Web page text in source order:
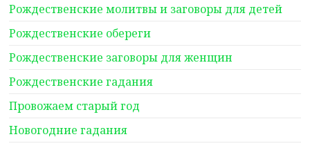
Рождественские молитвы и заговоры для детей
Рождественские обереги
Рождественские заговоры для женщин
Рождественские гадания
Провожаем старый год
Новогодние гадания